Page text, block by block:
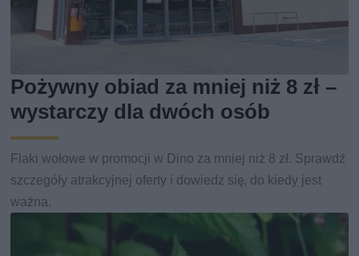
Pożywny obiad za mniej niż 8 zł –
wystarczy dla dwóch osób
Flaki wołowe w promocji w Dino za mniej niż 8 zł. Sprawdź
szczegóły atrakcyjnej oferty i dowiedz się, do kiedy jest
ważna.